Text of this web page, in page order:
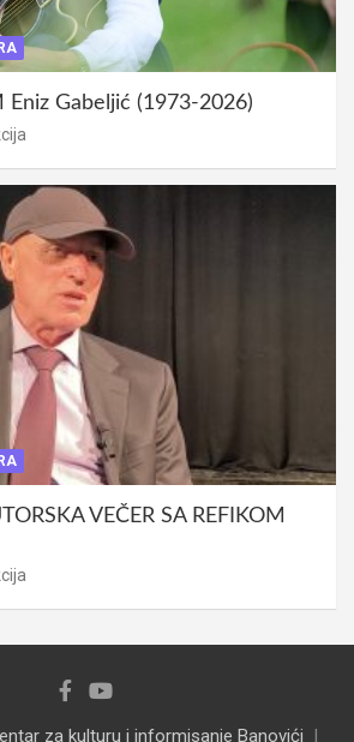
Eniz Gabeljić (1973-2026)
VEČER SA REFIKOM
za kulturu i informisanje Banovići